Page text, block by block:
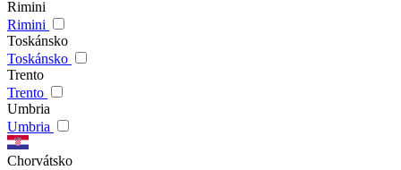
Rimini
Rimini
Toskánsko
Toskánsko
Trento
Trento
Umbria
Umbria
Chorvátsko